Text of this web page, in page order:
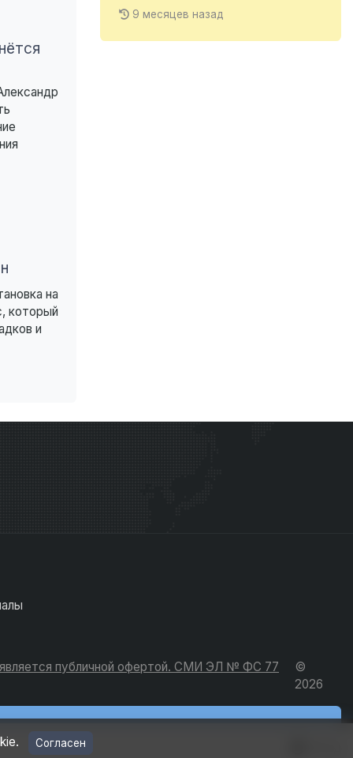
на
который
и
9 месяцев назад
является публичной офертой. СМИ ЭЛ № ФС 77
©
2026
Согласен